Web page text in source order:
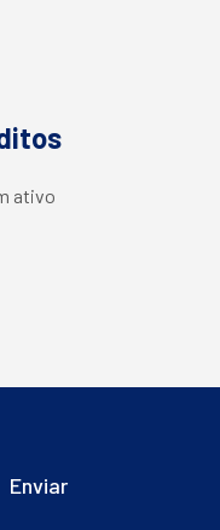
ativo
Enviar